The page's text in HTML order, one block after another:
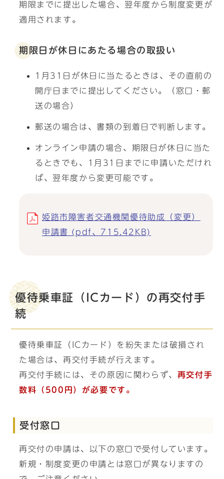
期限までに提出した場合、翌年度から制度変更が
適用されます。
期限日が休日にあたる場合の取扱い
1月31日が休日に当たるときは、その直前の
開庁日までに提出してください。（窓口・郵
送の場合）
郵送の場合は、書類の到着日で判断します。
オンライン申請の場合、期限日が休日に当た
るときでも、1月31日までに申請いただけれ
ば、翌年度から変更可能です。
姫路市障害者交通機関優待助成（変更）
申請書 (pdf、715.42KB)
優待乗車証（ICカード）の再交付手
続
優待乗車証（ICカード）を紛失または破損され
た場合は、再交付手続が行えます。
再交付手続には、その原因に関わらず、 再交付手
数料（500円）が必要です。
受付窓口
再交付の申請は、以下の窓口で受付しています。
新規・制度変更の申請とは窓口が異なりますの